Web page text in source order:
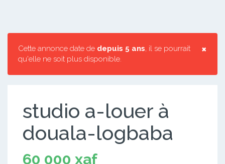
×
Cette annonce date de depuis 5 ans, il se pourrait
qu'elle ne soit plus disponible.
studio a-louer à
douala-logbaba
60 000 xaf